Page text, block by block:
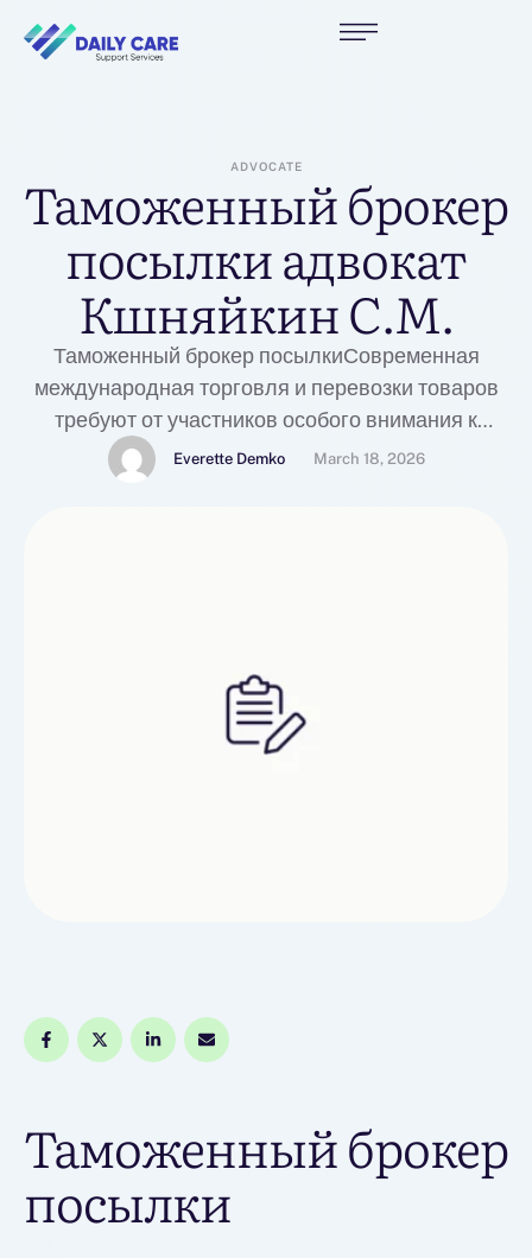
ADVOCATE
Таможенный брокер
посылки адвокат
Кшняйкин С.М.
Таможенный брокер посылкиСовременная
международная торговля и перевозки товаров
требуют от участников особого внимания к
таможенным процедурамРоль и важность
таможенного брокера в процессе оформления
оформления груза обращаются к специалистам
компании, которые предоставляют услуги
брокера.Процесс работы …
Everette Demko March 18, 2026
Таможенный брокер
посылки